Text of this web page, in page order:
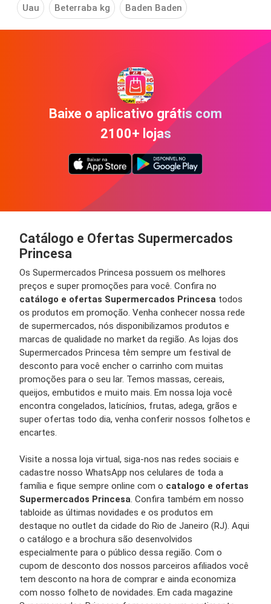
Uau Beterraba kg Baden Baden
Baixe o aplicativo grátis com
2100+ lojas
Catálogo e Ofertas Supermercados
Princesa
Os Supermercados Princesa possuem os melhores
preços e super promoções para você. Confira no
catálogo e ofertas Supermercados Princesa todos
os produtos em promoção. Venha conhecer nossa rede
de supermercados, nós disponibilizamos produtos e
marcas de qualidade no market da região. As lojas dos
Supermercados Princesa têm sempre um festival de
desconto para você encher o carrinho com muitas
promoções para o seu lar. Temos massas, cereais,
queijos, embutidos e muito mais. Em nossa loja você
encontra congelados, laticínios, frutas, adega, grãos e
super ofertas todo dia, venha conferir nossos folhetos e
encartes.
Visite a nossa loja virtual, siga-nos nas redes sociais e
cadastre nosso WhatsApp nos celulares de toda a
família e fique sempre online com o catalogo e ofertas
Supermercados Princesa. Confira também em nosso
tabloide as últimas novidades e os produtos em
destaque no outlet da cidade do Rio de Janeiro (RJ). Aqui
o catálogo e a brochura são desenvolvidos
especialmente para o público dessa região. Com o
cupom de desconto dos nossos parceiros afiliados você
tem desconto na hora de comprar e ainda economiza
com nosso folheto de novidades. Em cada magazine